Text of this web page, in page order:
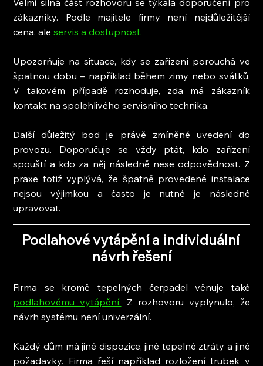
zákazníky. Podle majitele firmy není nejdůležitější
cena, ale servis a dostupnost.
Upozorňuje na situace, kdy se zařízení porouchá ve
špatnou dobu – například během zimy nebo svátků.
V takovém případě rozhoduje, zda má zákazník
kontakt na spolehlivého servisního technika.
Další důležitý bod je právě zmíněné uvedení do
provozu. Doporučuje se vždy ptát, kdo zařízení
spouští a kdo za něj následně nese odpovědnost. Z
praxe totiž vyplývá, že špatně provedené instalace
nejsou výjimkou a často je nutné je následně
upravovat.
Podlahové vytápění a individuální
návrh řešení
podlahovému vytápění. Z rozhovoru vyplynulo, že
návrh systému není univerzální.
Každý dům má jiné dispozice, jiné tepelné ztráty a jiné
požadavky. Firma řeší například rozložení trubek v